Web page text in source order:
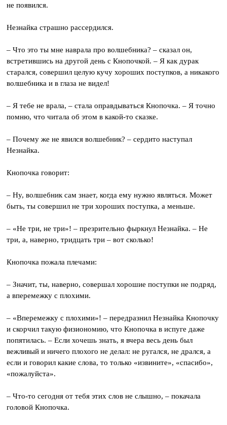
не появился.
Незнайка страшно рассердился.
– Что это ты мне наврала про волшебника? – сказал он,
встретившись на другой день с Кнопочкой. – Я как дурак
старался, совершил целую кучу хороших поступков, а никакого
волшебника и в глаза не видел!
– Я тебе не врала, – стала оправдываться Кнопочка. – Я точно
помню, что читала об этом в какой-то сказке.
– Почему же не явился волшебник? – сердито наступал
Незнайка.
Кнопочка говорит:
– Ну, волшебник сам знает, когда ему нужно являться. Может
быть, ты совершил не три хороших поступка, а меньше.
– «Не три, не три»! – презрительно фыркнул Незнайка. – Не
три, а, наверно, тридцать три – вот сколько!
Кнопочка пожала плечами:
– Значит, ты, наверно, совершал хорошие поступки не подряд,
а вперемежку с плохими.
– «Вперемежку с плохими»! – передразнил Незнайка Кнопочку
и скорчил такую физиономию, что Кнопочка в испуге даже
попятилась. – Если хочешь знать, я вчера весь день был
вежливый и ничего плохого не делал: не ругался, не дрался, а
если и говорил какие слова, то только «извините», «спасибо»,
«пожалуйста».
– Что-то сегодня от тебя этих слов не слышно, – покачала
головой Кнопочка.